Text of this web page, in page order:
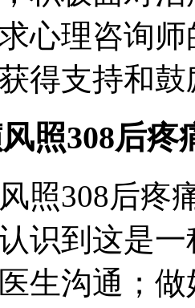
心理咨询
得支持和鼓
照308后疼
照308后疼
识到这是
生沟通；